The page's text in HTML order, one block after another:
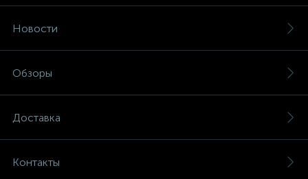
Новости
Обзоры
Доставка
Контакты